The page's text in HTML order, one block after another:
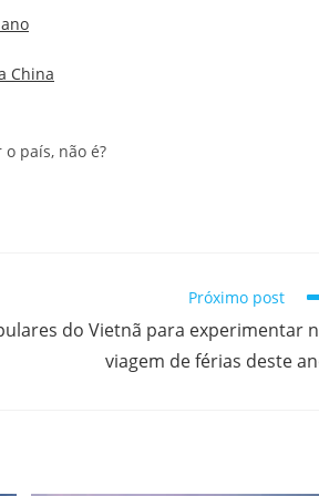
China
país, não é?
Próximo post
do Vietnã para experimentar
viagem de férias deste